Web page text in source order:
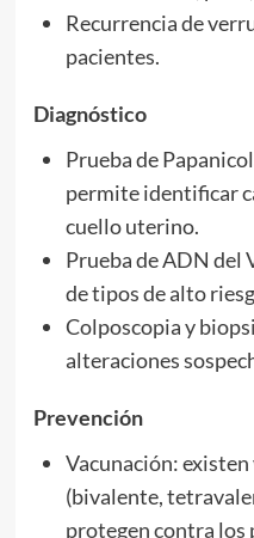
Recurrencia de
pacientes.
Diagnóstico
Prueba de
permite identificar
cuello uterino.
Prueba de ADN del
de tipos de alto
Colposcopia y
alteraciones
Prevención
Vacunación: existen
(bivalente,
protegen contra los